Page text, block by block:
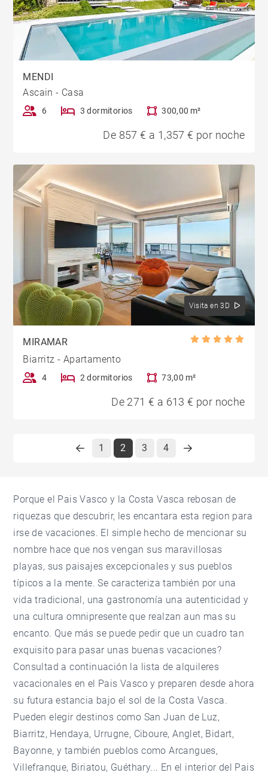
MENDI
Ascain - Casa
6 3 dormitorios 300,00 m²
De 857 € a 1,357 € por noche
Visita en 3D
MIRAMAR
Biarritz - Apartamento
4 2 dormitorios 73,00 m²
De 271 € a 613 € por noche
1 2 3 4
Porque el Pais Vasco y la Costa Vasca rebosan de
riquezas que descubrir, les encantara esta region para
irse de vacaciones. El simple hecho de mencionar su
nombre hace que nos vengan sus maravillosas
playas, sus paisajes excepcionales y sus pueblos
típicos a la mente. Se caracteriza también por una
vida tradicional, una gastronomía una autenticidad y
una cultura omnipresente que realzan aun mas su
encanto. Que más se puede pedir que un cuadro tan
exquisito para pasar unas buenas vacaciones?
Consultad a continuación la lista de alquileres
vacacionales en el Pais Vasco y preparen desde ahora
su futura estancia bajo el sol de la Costa Vasca.
Pueden elegir destinos como San Juan de Luz,
Biarritz, Hendaya, Urrugne, Ciboure, Anglet, Bidart,
Bayonne, y también pueblos como Arcangues,
Villefranque, Biriatou, Guéthary... En el interior del Pais